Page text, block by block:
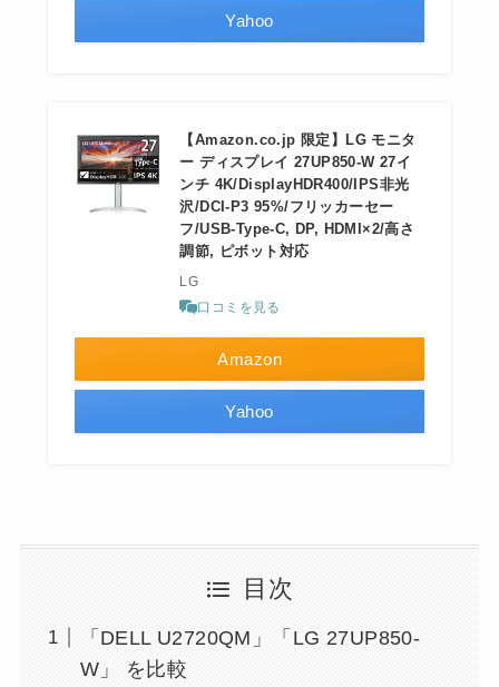
Yahoo
【Amazon.co.jp 限定】LG モニタ
ー ディスプレイ 27UP850-W 27イ
ンチ 4K/DisplayHDR400/IPS非光
沢/DCI-P3 95%/フリッカーセー
フ/USB-Type-C, DP, HDMI×2/高さ
調節, ピボット対応
LG
口コミを見る
Amazon
Yahoo
目次
「DELL U2720QM」「LG 27UP850-
W」 を比較